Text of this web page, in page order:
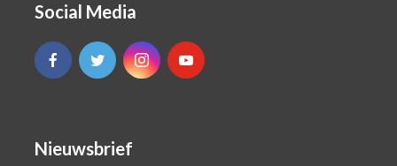
Social Media
Nieuwsbrief